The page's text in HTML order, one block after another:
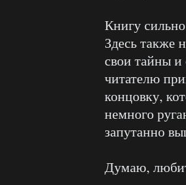
Книгу
Здесь также
свои тайны и
читателю
концовку,
немного
запутанно
Думаю,